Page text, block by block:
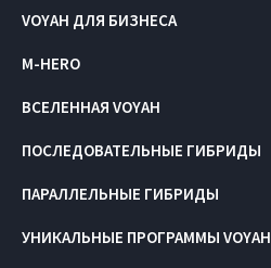
VOYAH ДЛЯ БИЗНЕСА
M-HERO
ВСЕЛЕННАЯ VOYAH
ПОСЛЕДОВАТЕЛЬНЫЕ ГИБРИДЫ
ПАРАЛЛЕЛЬНЫЕ ГИБРИДЫ
УНИКАЛЬНЫЕ ПРОГРАММЫ VOYAH